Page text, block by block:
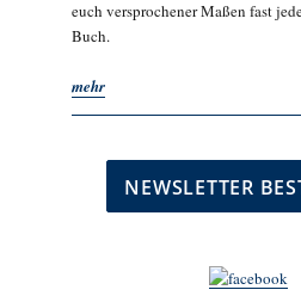
euch versprochener Maßen fast
Buch.
mehr